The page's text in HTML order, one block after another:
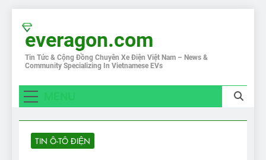
content
everagon.com
Tin Tức & Cộng Đồng Chuyên Xe Điện Việt Nam – News &
Community Specializing In Vietnamese EVs
TIN Ô-TÔ ĐIỆN